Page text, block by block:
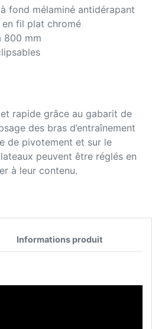
fond mélaminé antidérapant
fil plat chromé
800 mm
rapide grâce au gabarit de
des bras d’entraînement
de pivotement et sur le
peuvent être réglés en
à leur contenu.
Informations produit